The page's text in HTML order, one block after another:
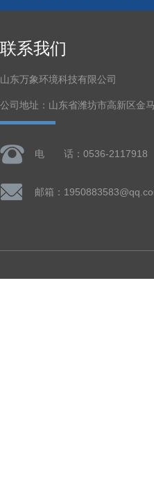
联系我们
山东万象环境科技有限公司
公司地址：山东省潍坊市高新区金
电 话：0536-2117918
邮箱：